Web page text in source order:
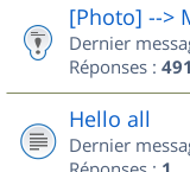
[Photo] -->
Dernier
Réponses : 491
Hello all
Dernier